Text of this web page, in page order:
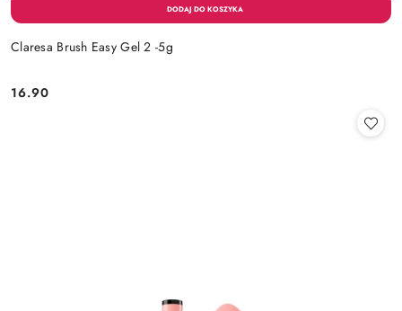
Claresa Brush Easy Gel 2 -5g
Cena:
16.90